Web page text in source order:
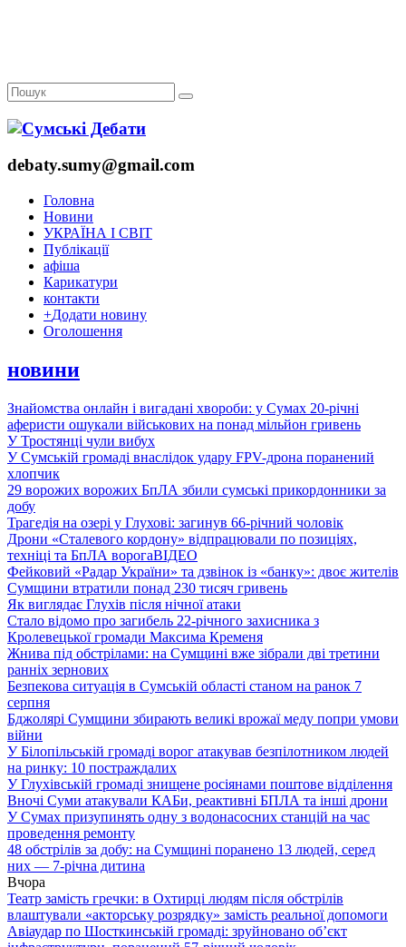
debaty.sumy@gmail.com
Головна
Новини
УКРАЇНА І СВІТ
Публікації
афіша
Карикатури
контакти
+Додати новину
Оголошення
новини
Знайомства онлайн і вигадані хвороби: у Сумах 20-річні
аферисти ошукали військових на понад мільйон гривень
У Тростянці чули вибух
У Сумській громаді внаслідок удару FPV-дрона поранений
хлопчик
29 ворожих ворожих БпЛА збили сумські прикордонники за
добу
Трагедія на озері у Глухові: загинув 66-річний чоловік
Дрони «Сталевого кордону» відпрацювали по позиціях,
техніці та БпЛА ворогаВІДЕО
Фейковий «Радар України» та дзвінок із «банку»: двоє жителів
Сумщини втратили понад 230 тисяч гривень
Як виглядає Глухів після нічної атаки
Стало відомо про загибель 22-річного захисника з
Кролевецької громади Максима Кременя
Жнива під обстрілами: на Сумщині вже зібрали дві третини
ранніх зернових
Безпекова ситуація в Сумській області станом на ранок 7
серпня
Бджолярі Сумщини збирають великі врожаї меду попри умови
війни
У Білопільській громаді ворог атакував безпілотником людей
на ринку: 10 постраждалих
У Глухівській громаді знищене росіянами поштове відділення
Вночі Суми атакували КАБи, реактивні БПЛА та інші дрони
У Сумах призупинять одну з водонасосних станцій на час
проведення ремонту
48 обстрілів за добу: на Сумщині поранено 13 людей, серед
них — 7-річна дитина
Вчора
Театр замість гречки: в Охтирці людям після обстрілів
влаштували «акторську розрядку» замість реальної допомоги
Авіаудар по Шосткинській громаді: зруйновано об’єкт